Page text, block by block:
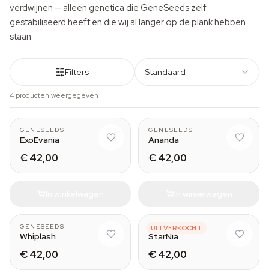
verdwijnen — alleen genetica die GeneSeeds zelf
gestabiliseerd heeft en die wij al langer op de plank hebben
staan.
Filters Standaard
4 producten weergegeven
GENESEEDS
ExoEvania
€ 42,00
GENESEEDS
Ananda
€ 42,00
GENESEEDS
Whiplash
€ 42,00
UITVERKOCHT
GENESEEDS
StarNia
€ 42,00